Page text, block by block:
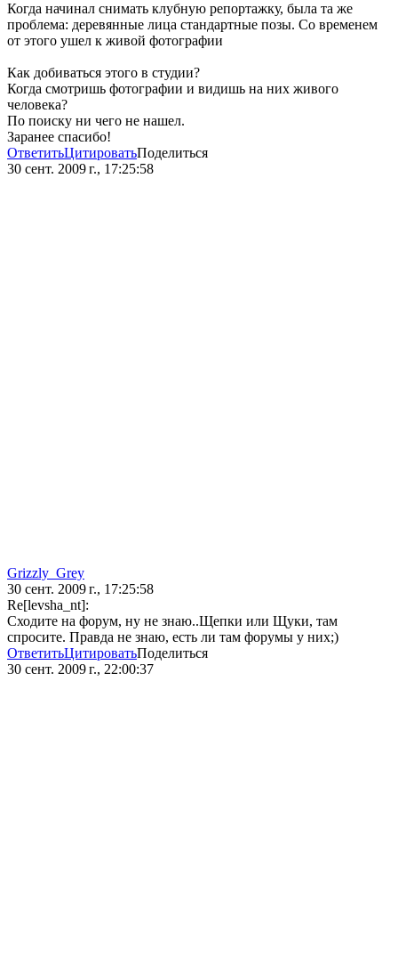
Когда начинал снимать клубную репортажку, была та же
проблема: деревянные лица стандартные позы. Со временем
от этого ушел к живой фотографии
Как добиваться этого в студии?
Когда смотришь фотографии и видишь на них живого
человека?
По поиску ни чего не нашел.
Заранее спасибо!
ОтветитьЦитироватьПоделиться
30 сент. 2009 г., 17:25:58
Grizzly_Grey
30 сент. 2009 г., 17:25:58
Re[levsha_nt]:
Сходите на форум, ну не знаю..Щепки или Щуки, там
спросите. Правда не знаю, есть ли там форумы у них;)
ОтветитьЦитироватьПоделиться
30 сент. 2009 г., 22:00:37